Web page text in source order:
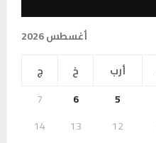
أغسطس 2026
أرب خ
ج
5
6
7
12
13
14